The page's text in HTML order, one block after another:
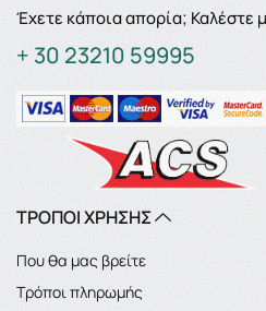
Έχετε κάποια απορία; Καλέστε
+ 30 23210 59995
ΤΡΟΠΟΙ ΧΡΗΣΗΣ
Που θα μας βρείτε
Τρόποι πληρωμής